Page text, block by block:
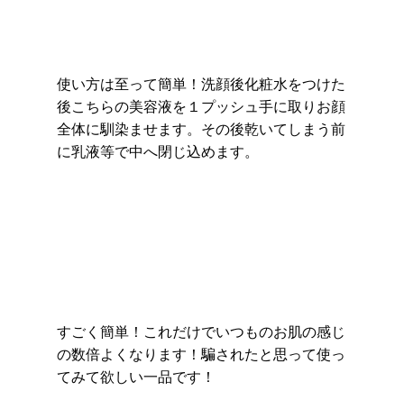
使い方は至って簡単！洗顔後化粧水をつけた
後こちらの美容液を１プッシュ手に取りお顔
全体に馴染ませます。その後乾いてしまう前
に乳液等で中へ閉じ込めます。
すごく簡単！これだけでいつものお肌の感じ
の数倍よくなります！騙されたと思って使っ
てみて欲しい一品です！